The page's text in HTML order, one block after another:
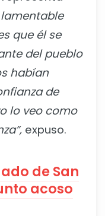
lamentable
que él se
del pueblo
habían
de
lo veo como
expuso.
de San
acoso